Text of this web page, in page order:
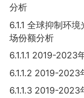
分析
6.1.1 全球抑制环
场份额分析
6.1.1.1 2019-2023
6.1.1.2 2019-
6.1.1.3 2019-